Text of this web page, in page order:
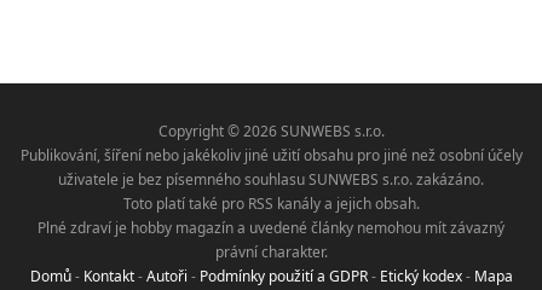
Copyright © 2026 SUNWEBS s.r.o.
Publikování, šíření nebo jakékoliv jiné užití obsahu pro jiné než osobní účely
uživatele je bez písemného souhlasu SUNWEBS s.r.o. zakázáno.
Toto platí také pro RSS kanály a jejich obsah.
Plné zdraví je hobby magazín a uvedené články nemohou mít závazný
právní charakter.
Domů- Kontakt-Autoři - Podmínky použití a GDPR- Etický kodex- Mapa